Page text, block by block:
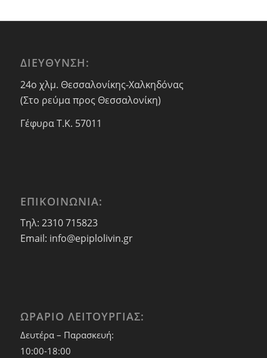
ΔΙΕΥΘΥΝΣΗ:
24ο χλμ. Θεσσαλονίκης-Χαλκηδόνας
(Στο ρεύμα προς Θεσσαλονίκη)
Γέφυρα Τ.Κ. 57011
ΕΠΙΚΟΙΝΩΝΙΑ:
Τηλ: 2310 715823
Email: info@epiplolivin.gr
ΩΡΑΡΙΟ ΛΕΙΤΟΥΡΓΙΑΣ:
Δευτέρα – Παρασκευή:
10:00-18:00